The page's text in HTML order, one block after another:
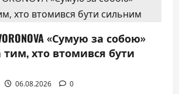
«Сумую за собою»
хто втомився бути
06.08.2026 0